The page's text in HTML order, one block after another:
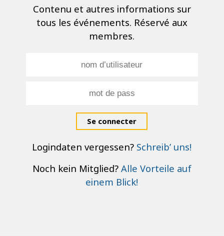
Contenu et autres informations sur
tous les événements. Réservé aux
membres.
Se connecter
Logindaten vergessen? Schreib’ uns!
Noch kein Mitglied? Alle Vorteile auf
einem Blick!